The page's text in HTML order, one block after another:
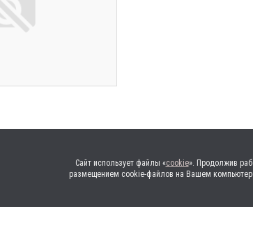
Сайт использует файлы «cookie». Продолжив
размещением cookie-файлов на Вашем